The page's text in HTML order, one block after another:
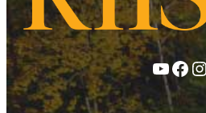
YouTube